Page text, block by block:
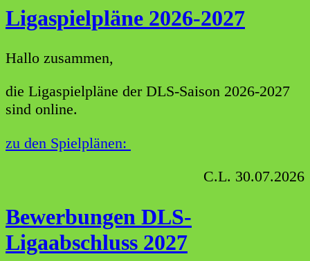
Ligaspielpläne 2026-2027
Hallo zusammen,
die Ligaspielpläne der DLS-Saison 2026-2027
sind online.
zu den Spielplänen:
C.L. 30.07.2026
Bewerbungen DLS-
Ligaabschluss 2027